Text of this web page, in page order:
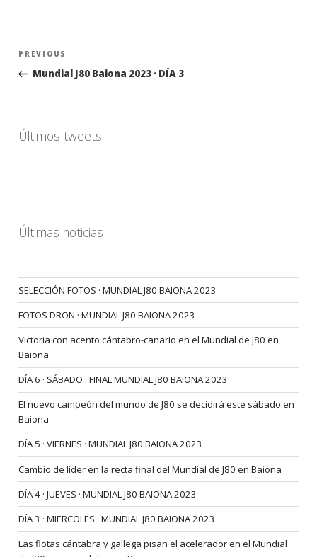
Navegación
entradas
Previous
Post
PREVIOUS
Mundial J80 Baiona 2023 · DÍA 3
Últimos tweets
Últimas noticias
SELECCIÓN FOTOS · MUNDIAL J80 BAIONA 2023
FOTOS DRON · MUNDIAL J80 BAIONA 2023
Victoria con acento cántabro-canario en el Mundial de J80 en
Baiona
DÍA 6 · SÁBADO · FINAL MUNDIAL J80 BAIONA 2023
El nuevo campeón del mundo de J80 se decidirá este sábado en
Baiona
DÍA 5 · VIERNES · MUNDIAL J80 BAIONA 2023
Cambio de líder en la recta final del Mundial de J80 en Baiona
DÍA 4 · JUEVES · MUNDIAL J80 BAIONA 2023
DÍA 3 · MIERCOLES · MUNDIAL J80 BAIONA 2023
Las flotas cántabra y gallega pisan el acelerador en el Mundial